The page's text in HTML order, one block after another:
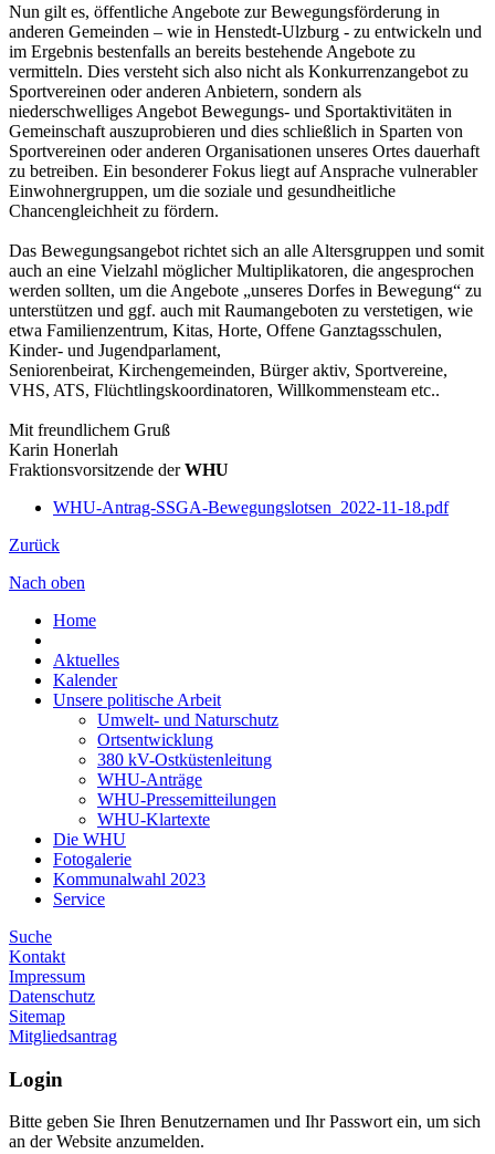
Nun gilt es, öffentliche Angebote zur Bewegungsförderung in
anderen Gemeinden – wie in Henstedt-Ulzburg - zu entwickeln und
im Ergebnis bestenfalls an bereits bestehende Angebote zu
vermitteln. Dies versteht sich also nicht als Konkurrenzangebot zu
Sportvereinen oder anderen Anbietern, sondern als
niederschwelliges Angebot Bewegungs- und Sportaktivitäten in
Gemeinschaft auszuprobieren und dies schließlich in Sparten von
Sportvereinen oder anderen Organisationen unseres Ortes dauerhaft
zu betreiben. Ein besonderer Fokus liegt auf Ansprache vulnerabler
Einwohnergruppen, um die soziale und gesundheitliche
Chancengleichheit zu fördern.
Das Bewegungsangebot richtet sich an alle Altersgruppen und somit
auch an eine Vielzahl möglicher Multiplikatoren, die angesprochen
werden sollten, um die Angebote „unseres Dorfes in Bewegung“ zu
unterstützen und ggf. auch mit Raumangeboten zu verstetigen, wie
etwa Familienzentrum, Kitas, Horte, Offene Ganztagsschulen,
Kinder- und Jugendparlament,
Seniorenbeirat, Kirchengemeinden, Bürger aktiv, Sportvereine,
VHS, ATS, Flüchtlingskoordinatoren, Willkommensteam etc..
Mit freundlichem Gruß
Karin Honerlah
Fraktionsvorsitzende derWHU
WHU-Antrag-SSGA-Bewegungslotsen_2022-11-18.pdf
Zurück
Nach oben
Home
Aktuelles
Kalender
Unsere politische Arbeit
Umwelt- und Naturschutz
Ortsentwicklung
380 kV-Ostküstenleitung
WHU-Anträge
WHU-Pressemitteilungen
WHU-Klartexte
Die WHU
Fotogalerie
Kommunalwahl 2023
Service
Suche
Kontakt
Impressum
Datenschutz
Sitemap
Mitgliedsantrag
Login
Bitte geben Sie Ihren Benutzernamen und Ihr Passwort ein, um sich
an der Website anzumelden.